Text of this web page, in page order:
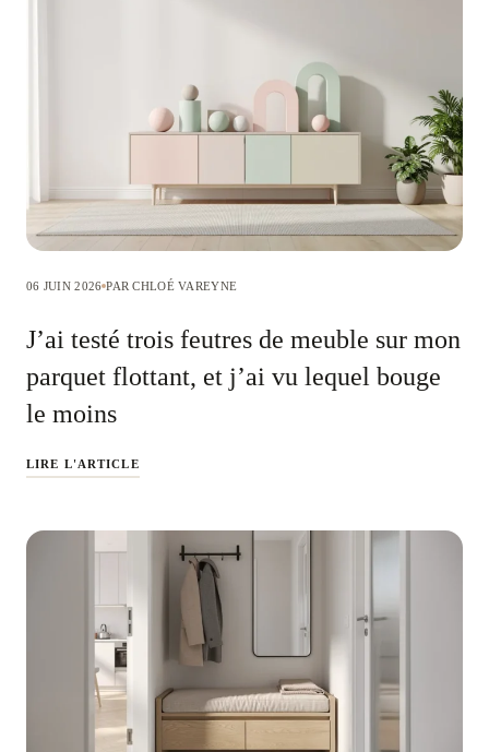
06 JUIN 2026 PAR CHLOÉ VAREYNE
J’ai testé trois feutres de meuble sur mon
parquet flottant, et j’ai vu lequel bouge
le moins
LIRE L'ARTICLE